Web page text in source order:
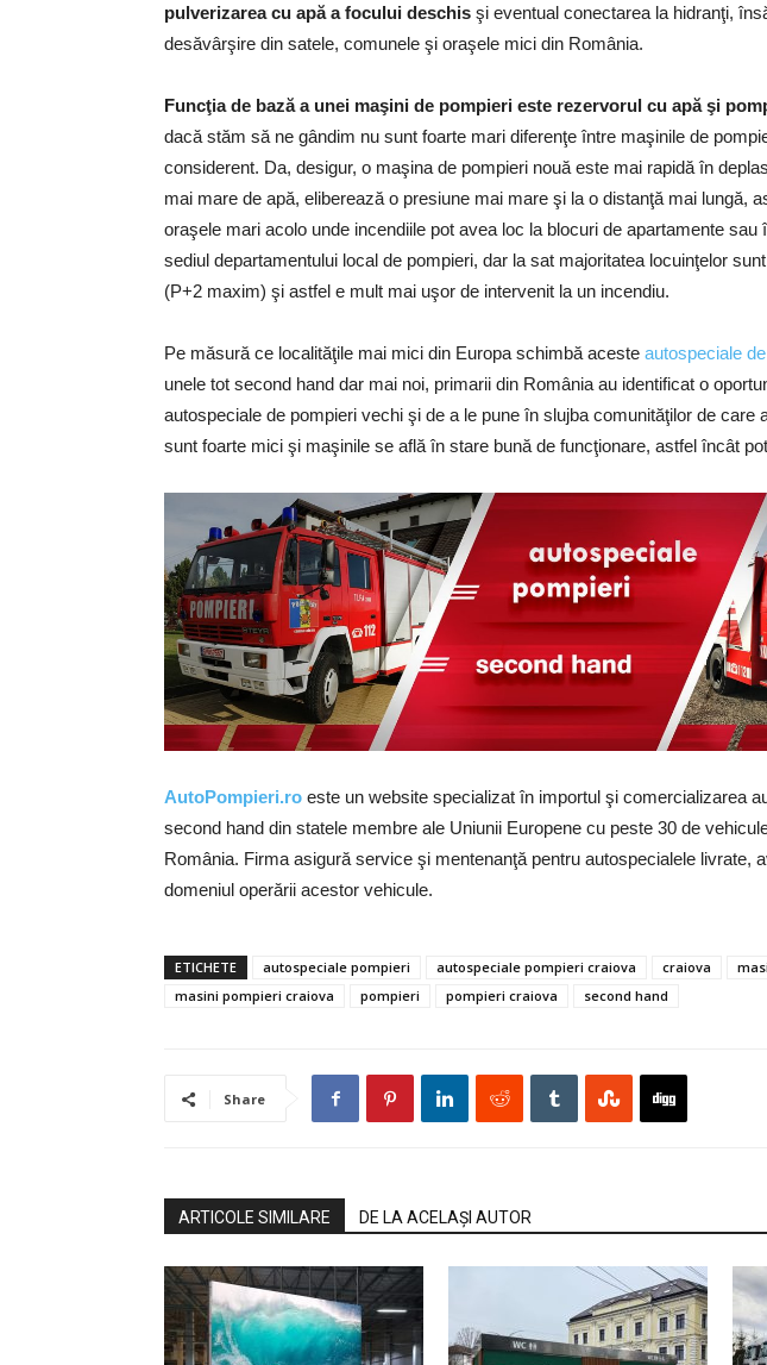
pulverizarea cu apă a focului deschis şi eventual conectarea la hidranţi,
desăvârşire din satele, comunele şi oraşele mici din România.
Funcţia de bază a unei maşini de pompieri este rezervorul cu apă şi
dacă stăm să ne gândim nu sunt foarte mari diferenţe între maşinile de
considerent. Da, desigur, o maşina de pompieri nouă este mai rapidă în
mai mare de apă, eliberează o presiune mai mare şi la o distanţă mai lungă,
oraşele mari acolo unde incendiile pot avea loc la blocuri de apartamente sau
sediul departamentului local de pompieri, dar la sat majoritatea locuinţelor
(P+2 maxim) şi astfel e mult mai uşor de intervenit la un incendiu.
Pe măsură ce localităţile mai mici din Europa schimbă aceste autospeciale
unele tot second hand dar mai noi, primarii din România au identificat o
autospeciale de pompieri vechi şi de a le pune în slujba comunităţilor de care
sunt foarte mici şi maşinile se află în stare bună de funcţionare, astfel încât
AutoPompieri.ro este un website specializat în importul şi comercializarea
second hand din statele membre ale Uniunii Europene cu peste 30 de
România. Firma asigură service şi mentenanţă pentru autospecialele livrate,
domeniul operării acestor vehicule.
ETICHETE autospeciale pompieri autospeciale pompieri craiova craiova
masini pompieri craiova
pompieri pompieri craiova second hand
Share
ARTICOLE SIMILARE DE LA ACELAȘI AUTOR